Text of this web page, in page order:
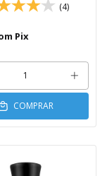
(4)
Pix
COMPRAR